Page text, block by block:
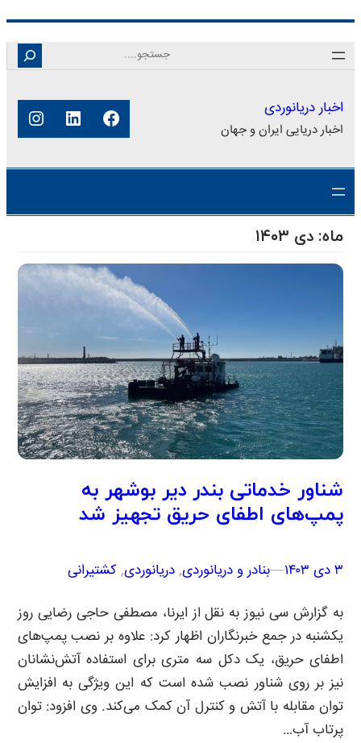
محتوا
Search
اخبار دریانوردی
اخبار دریایی ایران و جهان فیس‌بوکلینکداین
ماه: دی ۱۴۰۳
شناور خدماتی بندر دیر بوشهر به
پمپ‌های اطفای حریق تجهیز شد
۳ دی ۱۴۰۳ –
–بنادر و دریانوردی, دریانوردی, کشتیرانی
به گزارش سی نیوز به نقل از ایرنا، مصطفی حاجی رضایی روز
یکشنبه در جمع خبرنگاران اظهار کرد: علاوه بر نصب پمپ‌های
اطفای حریق، یک دکل سه متری برای استفاده آتش‌نشانان
نیز بر روی شناور نصب شده است که این ویژگی به افزایش
توان مقابله با آتش و کنترل آن کمک می‌کند. وی افزود: توان
پرتاب آب…